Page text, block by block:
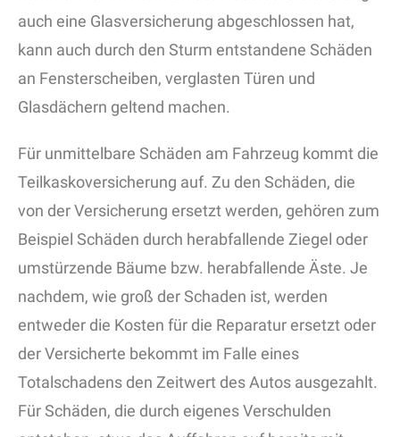
auch eine Glasversicherung abgeschlossen hat,
kann auch durch den Sturm entstandene Schäden
an Fensterscheiben, verglasten Türen und
Glasdächern geltend machen.
Für unmittelbare Schäden am Fahrzeug kommt die
Teilkaskoversicherung auf. Zu den Schäden, die
von der Versicherung ersetzt werden, gehören zum
Beispiel Schäden durch herabfallende Ziegel oder
umstürzende Bäume bzw. herabfallende Äste. Je
nachdem, wie groß der Schaden ist, werden
entweder die Kosten für die Reparatur ersetzt oder
der Versicherte bekommt im Falle eines
Totalschadens den Zeitwert des Autos ausgezahlt.
Für Schäden, die durch eigenes Verschulden